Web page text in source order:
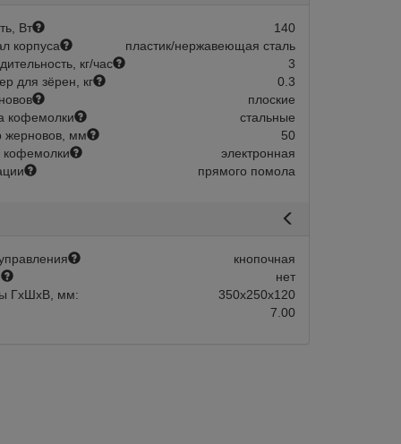
Вт
140
корпуса
пластик/нержавеющая сталь
кг/час
3
для зёрен, кг
0.3
плоские
кофемолки
стальные
жерновов, мм
50
кофемолки
электронная
прямого помола
кнопочная
нет
ГхШхВ, мм:
350х250х120
7.00